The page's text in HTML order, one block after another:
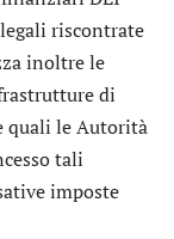
riscontrate
inoltre le
di
quali le Autorità
tali
imposte